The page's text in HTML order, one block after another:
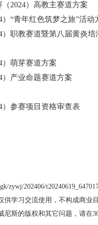
2024）高教主赛道方案
“青年红色筑梦之旅”活动
）职教赛道暨第八届黄炎
）萌芽赛道方案
）产业命题赛道方案
）参赛项目资格审查表
zywj/202406/
学习交流使用，不构成商业
尼斯的版权和其它问题，请在